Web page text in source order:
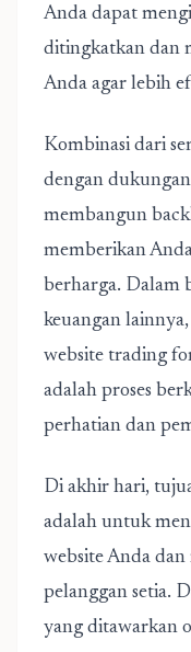
Anda dapat
ditingkatkan dan
Anda agar lebih
Kombinasi dari
dengan
membangun
memberikan
berharga. Dalam
keuangan
website trading
adalah proses
perhatian dan
Di akhir hari,
adalah untuk
website Anda
pelanggan setia.
yang ditawarkan